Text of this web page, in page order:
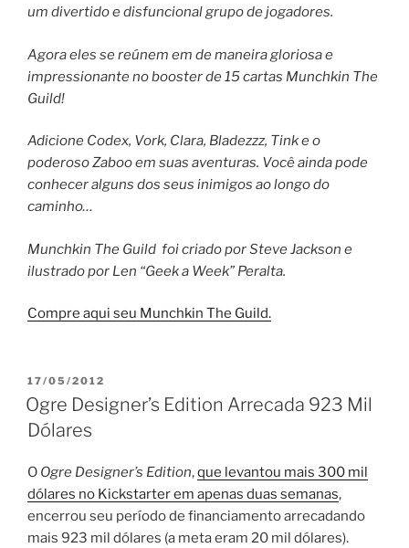
um divertido e disfuncional grupo de jogadores.
Agora eles se reúnem em de maneira gloriosa e
impressionante no booster de 15 cartas Munchkin The
Guild!
Adicione Codex, Vork, Clara, Bladezzz, Tink e o
poderoso Zaboo em suas aventuras. Você ainda pode
conhecer alguns dos seus inimigos ao longo do
caminho…
Munchkin The Guild foi criado por Steve Jackson e
ilustrado por Len “Geek a Week” Peralta.
Compre aqui seu Munchkin The Guild.
PUBLICADO
EM
17/05/2012
Ogre Designer’s Edition Arrecada 923 Mil
Dólares
O Ogre Designer’s Edition,que levantou mais 300 mil
dólares no Kickstarter em apenas duas semanas,
encerrou seu período de financiamento arrecadando
mais 923 mil dólares (a meta eram 20 mil dólares).